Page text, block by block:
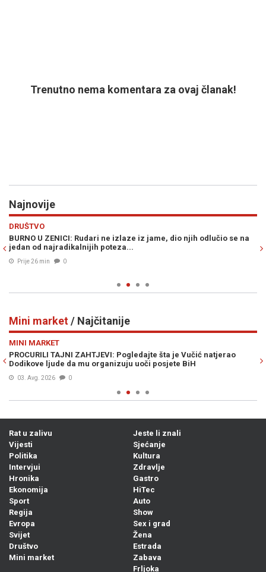
Trenutno nema komentara za ovaj članak!
Najnovije
odlučio se na
DAJE SE NA ZNANJE: CIK BiH predstavio izgled
za Predsjedništvo BiH i predsjednika RS-a, obratite
Previous
Mini market/ Najčitanije
natjerao
ŠOK VIJEST KOJA JE UZDRMALA SRBIJU: Vučićev
zvao se Ante
Rat u zalivu
Vijesti
Politika
Intervjui
Hronika
Ekonomija
Sport
Regija
Evropa
Svijet
Društvo
Mini market
Jeste li znali
Sjećanje
Kultura
Zdravlje
Gastro
HiTec
Auto
Show
Sex i grad
Žena
Estrada
Zabava
Frljoka